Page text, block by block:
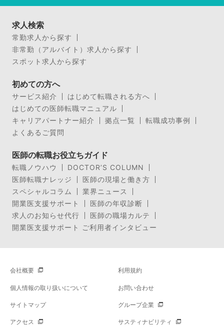
求人検索
常勤求人から探す
非常勤（アルバイト）求人から探す
スポット求人から探す
初めての方へ
サービス紹介
はじめて転職される方へ
はじめての医師転職マニュアル
キャリアパートナー紹介
拠点一覧
転職成功事例
よくあるご質問
医師の転職お役立ちガイド
転職ノウハウ
DOCTOR’S COLUMN
医師転職ナレッジ
医師の現場と働き方
スペシャルコラム
業界ニュース
開業医支援サポート
医師の年収診断
求人のお知らせ代行
医師の職場カルテ
開業医支援サポート ご利用者インタビュー
会社概要 利用規約
個人情報の取り扱いについて お問い合わせ
サイトマップ グループ企業
アクセス サスティナビリティ